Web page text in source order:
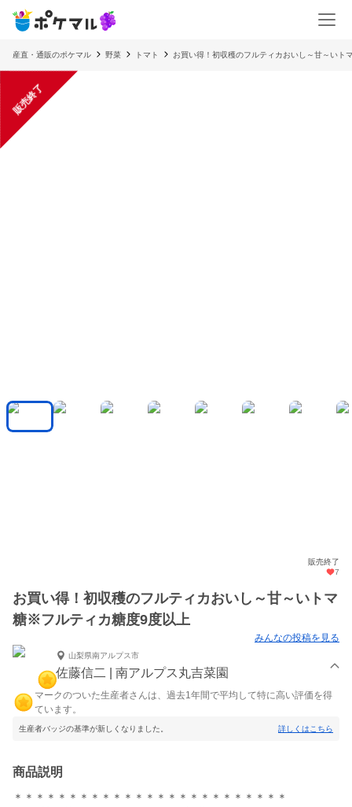
産直・通販のポケマル 野菜 トマト お買い得！初収穫のフルティカおいし～甘～いト
販売終了
販売終了
7
お買い得！初収穫のフルティカおいし～甘～いトマ
糖※フルティカ糖度9度以上
みんなの投稿を見る
山梨県南アルプス市
佐藤信二 | 南アルプス丸吉菜園
マークのついた生産者さんは、過去1年間で平均して特に高い評価を得
ています。
生産者バッジの基準が新しくなりました。 詳しくはこちら
商品説明
＊＊＊＊＊＊＊＊＊＊＊＊＊＊＊＊＊＊＊＊＊＊＊＊＊